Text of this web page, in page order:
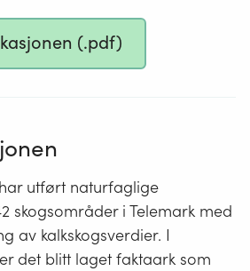
(.pdf)
utført naturfaglige
skogsområder i Telemark med
av kalkskogsverdier. I
det blitt laget faktaark som